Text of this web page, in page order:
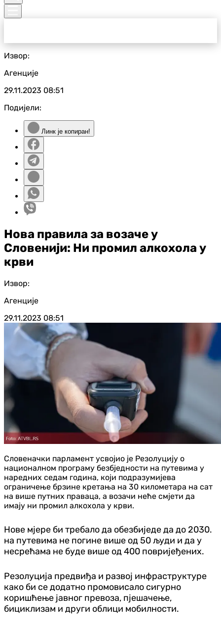
Извор:
Агенције
29.11.2023 08:51
Подијели:
Линк је копиран!
Нова правила за возаче у
Словенији: Ни промил алкохола у
крви
Извор:
Агенције
29.11.2023 08:51
Словеначки парламент усвојио је Резолуцију о
националном програму безбједности на путевима у
наредних седам година, који подразумијева
ограничење брзине кретања на 30 километара на сат
на више путних праваца, а возачи неће смјети да
имају ни промил алкохола у крви.
Нове мјере би требало да обезбиједе да до 2030.
на путевима не погине више од 50 људи и да у
несрећама не буде више од 400 повријеђених.
Резолуција предвиђа и развој инфраструктуре
како би се додатно промовисало сигурно
коришћење јавног превоза, пјешачење,
бициклизам и други облици мобилности.